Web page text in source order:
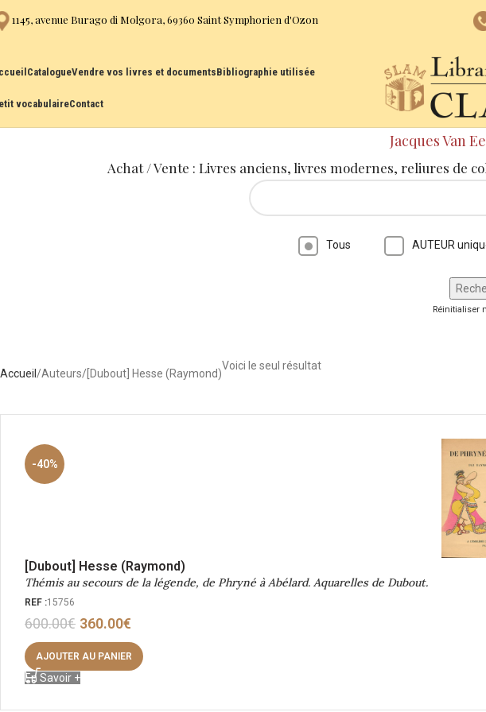
1145, avenue Burago di Molgora, 69360 Saint Symphorien d'Ozon
CatalogueVendre vos livres et documentsBibliographie utilisée
vocabulaireContact
Jacques Van
Achat / Vente : Livres anciens, livres modernes, reliures de
Tous AUTEUR
Réinitialiser
Accueil Auteurs [Dubout] Hesse (Raymond)
Voici le seul résultat
-40%
[Dubout] Hesse (Raymond)
Thémis au secours de la légende, de Phryné à Abélard. Aquarelles de Dubout.
REF :15756
600.00€ 360.00€
AJOUTER AU PANIER
En Savoir +